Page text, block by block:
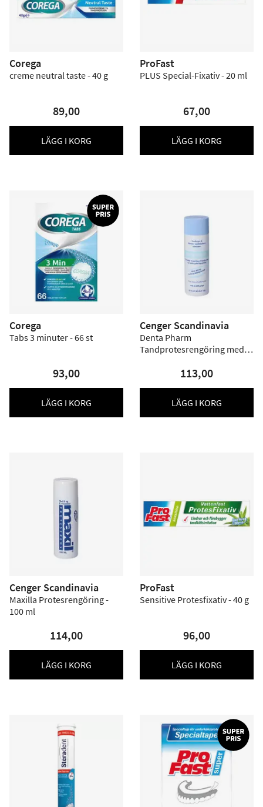
Corega
creme neutral taste - 40 g
89,00
LÄGG I KORG
ProFast
PLUS Special-Fixativ - 20 ml
67,00
LÄGG I KORG
Corega
Tabs 3 minuter - 66 st
93,00
LÄGG I KORG
Cenger Scandinavia
Denta Pharm
Tandprotesrengöring med
113,00
LÄGG I KORG
Cenger Scandinavia
Maxilla Protesrengöring -
100 ml
114,00
LÄGG I KORG
ProFast
Sensitive Protesfixativ - 40 g
96,00
LÄGG I KORG